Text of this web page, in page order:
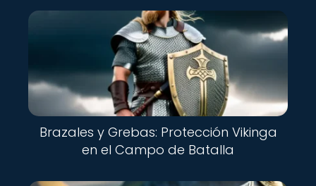
Brazales y Grebas: Protección Vikinga
en el Campo de Batalla